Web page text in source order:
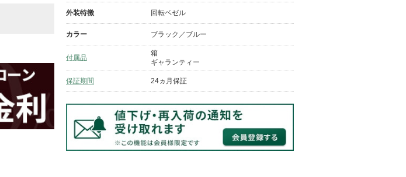
外装特徴 回転ベゼル
カラー ブラック／ブルー
付属品
箱
ギャランティー
保証期間 24ヵ月保証